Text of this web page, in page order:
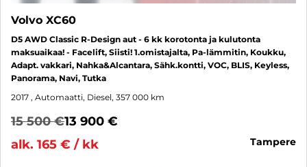
Volvo XC60
D5 AWD Classic R-Design aut - 6 kk korotonta ja kulutonta
maksuaikaa! - Facelift, Siisti! 1.omistajalta, Pa-lämmitin, Koukku,
Adapt. vakkari, Nahka&Alcantara, Sähk.kontti, VOC, BLIS, Keyless,
Panorama, Navi, Tutka
2017 , Automaatti, Diesel, 357 000 km
15 500 €13 900 €
alk. 165 € / kk
tampere